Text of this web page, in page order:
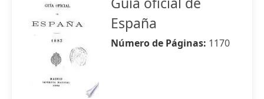
España
Número de Páginas: 1170